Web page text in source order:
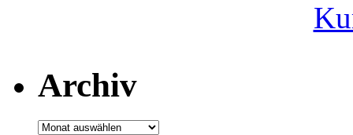
Archiv
Archiv